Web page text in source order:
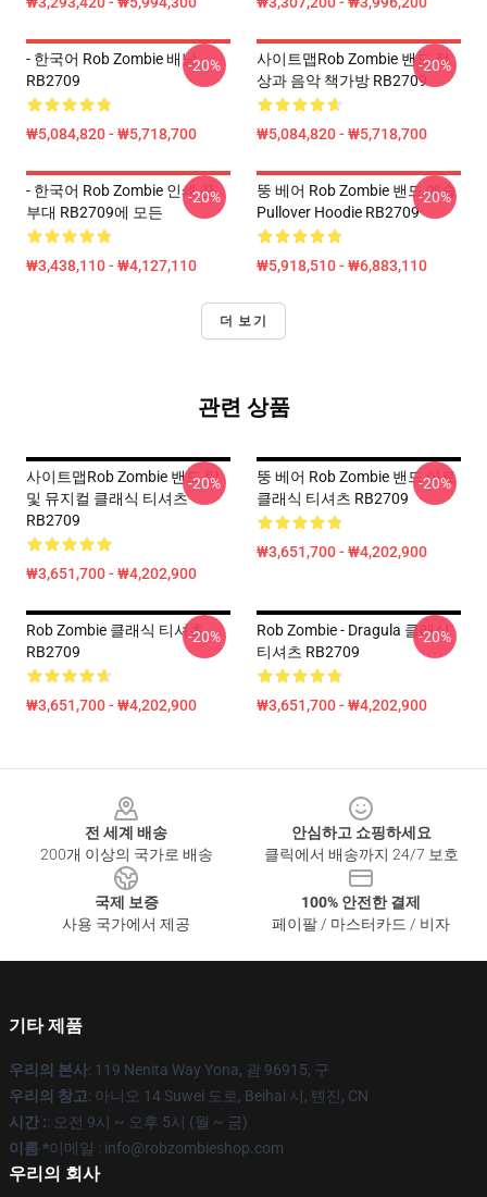
- 한국어 Rob Zombie 배낭
RB2709
₩5,084,820 - ₩5,718,700
-20%
사이트맵rob Zombie 밴드 정
상과 음악 책가방 RB2709
₩5,084,820 - ₩5,718,700
-20%
- 한국어 Rob Zombie 인쇄 끈
부대 RB2709에 모든
₩3,438,110 - ₩4,127,110
-20%
뚱 베어 Rob Zombie 밴드 예술
Pullover Hoodie RB2709
₩5,918,510 - ₩6,883,110
-20%
더 보기
관련 상품
사이트맵rob Zombie 밴드 탑
및 뮤지컬 클래식 티셔츠
RB2709
₩3,651,700 - ₩4,202,900
-20%
뚱 베어 Rob Zombie 밴드 아트
클래식 티셔츠 RB2709
₩3,651,700 - ₩4,202,900
-20%
Rob Zombie 클래식 티셔츠
RB2709
₩3,651,700 - ₩4,202,900
-20%
Rob Zombie - Dragula 클래식
티셔츠 RB2709
₩3,651,700 - ₩4,202,900
-20%
전 세계 배송
200개 이상의 국가로 배송
안심하고 쇼핑하세요
클릭에서 배송까지 24/7 보호
국제 보증
사용 국가에서 제공
100% 안전한 결제
페이팔 / 마스터카드 / 비자
기타 제품
우리의 본사: 119 Nenita Way Yona, 괌 96915, 구
우리의 창고: 아니오 14 Suwei 도로, Beihai 시, 톈진, CN
시간 :: 오전 9시 ~ 오후 5시 (월 ~ 금)
이름 *이메일 : info@robzombieshop.com
우리의 회사